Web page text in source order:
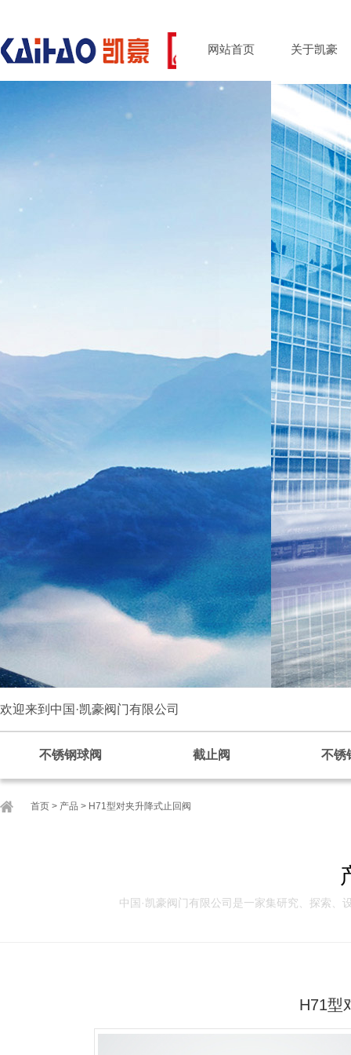
网站首页 关于凯豪
欢迎来到中国·凯豪阀门有限公司
不锈钢球阀 截止阀 不锈
首页 > 产品 > H71型对夹升降式止回阀
中国·凯豪阀门有限公司是一家集研究、探索
H71型